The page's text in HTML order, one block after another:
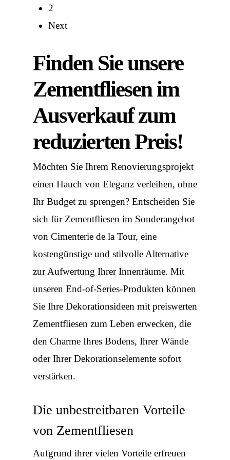
2
Next
Finden Sie unsere
Zementfliesen im
Ausverkauf zum
reduzierten Preis!
Möchten Sie Ihrem Renovierungsprojekt
einen Hauch von Eleganz verleihen, ohne
Ihr Budget zu sprengen? Entscheiden Sie
sich für Zementfliesen im Sonderangebot
von Cimenterie de la Tour, eine
kostengünstige und stilvolle Alternative
zur Aufwertung Ihrer Innenräume. Mit
unseren End-of-Series-Produkten können
Sie Ihre Dekorationsideen mit preiswerten
Zementfliesen zum Leben erwecken, die
den Charme Ihres Bodens, Ihrer Wände
oder Ihrer Dekorationselemente sofort
verstärken.
Die unbestreitbaren Vorteile
von Zementfliesen
Aufgrund ihrer vielen Vorteile erfreuen